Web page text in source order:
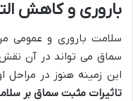
باروری و کاهش
سلامت باروری و عمومی
سماق می تواند در آن
این زمینه هنوز در مراحل
تاثیرات مثبت سماق بر